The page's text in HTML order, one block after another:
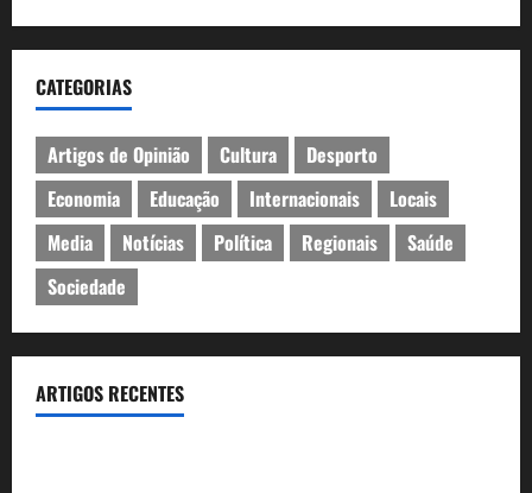
CATEGORIAS
Artigos de Opinião Cultura
Desporto
Economia
Educação Internacionais
Locais
Media
Notícias Política Regionais
Saúde
Sociedade
ARTIGOS RECENTES